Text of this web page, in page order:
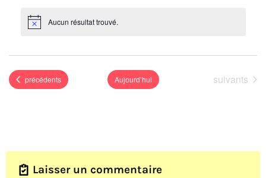
N
i
e
Aucun résultat trouvé.
Événements
précédents Aujourd’hui Événements
suivants
Laisser un commentaire